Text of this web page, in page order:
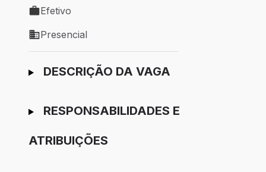
Tipo de vaga: Efetivo
Efetivo
Modelo de trabalho: Presencial
Presencial
Ir para candidatura
DESCRIÇÃO DA VAGA
RESPONSABILIDADES E
ATRIBUIÇÕES